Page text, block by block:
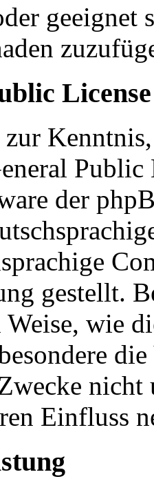
geeignet
License
der
gestellt.
wie
nicht
Einfluss